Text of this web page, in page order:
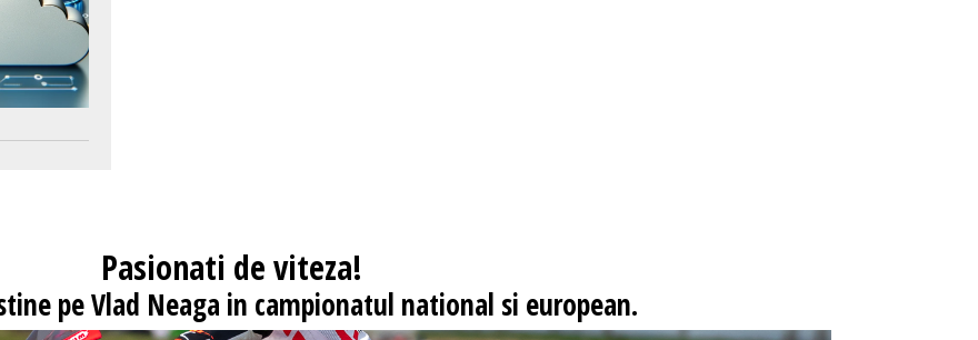
Pasionati de viteza!
pe Vlad Neaga in campionatul national si european.